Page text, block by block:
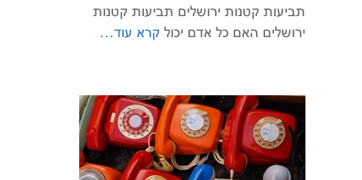
תביעות קטנות ירושלים תביעות קטנות
ירושלים האם כל אדם יכול קרא עוד…